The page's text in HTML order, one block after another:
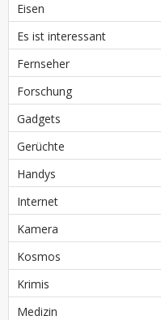
Eisen
Es ist interessant
Fernseher
Forschung
Gadgets
Gerüchte
Handys
Internet
Kamera
Kosmos
Krimis
Medizin